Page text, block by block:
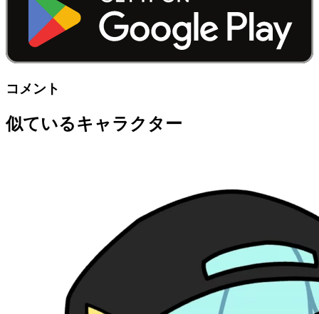
コメント
似ているキャラクター